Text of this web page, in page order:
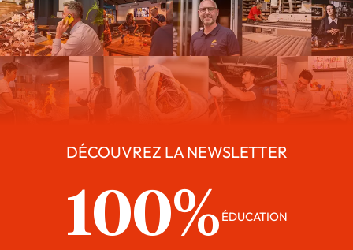
DÉCOUVREZ LA NEWSLETTER
100% ÉDUCATION